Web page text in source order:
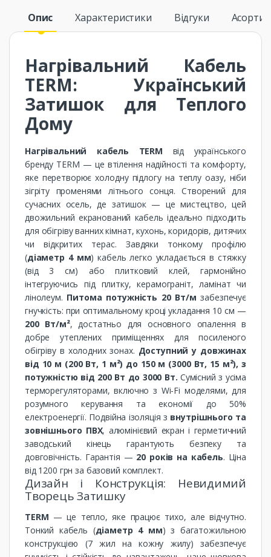
Опис Характеристики Відгуки
Нагрівальний Кабель
TERM: Український
Затишок для Теплого
Дому
Нагрівальний кабель TERM від українського
бренду TERM — це втілення надійності та комфорту,
яке перетворює холодну підлогу на теплу оазу, ніби
зігріту променями літнього сонця. Створений для
сучасних осель, де затишок — це мистецтво, цей
двожильний екранований кабель ідеально підходить
для обігріву ванних кімнат, кухонь, коридорів, дитячих
чи відкритих терас. Завдяки тонкому профілю
(діаметр 4 мм) кабель легко укладається в стяжку
(від 3 см) або плитковий клей, гармонійно
інтегруючись під плитку, керамограніт, ламінат чи
лінолеум. Питома потужність 20 Вт/м забезпечує
гнучкість: при оптимальному кроці укладання 10 см —
200 Вт/м², достатньо для основного опалення в
добре утеплених приміщеннях для посиленого
обігріву в холодних зонах. Доступний у довжинах
від 10 м (200 Вт, 1 м²) до 150 м (3000 Вт, 15 м²), з
потужністю від 200 Вт до 3000 Вт. Сумісний з усіма
терморегуляторами, включно з Wi-Fi моделями, для
розумного керування та економії до 50%
електроенергії. Подвійна ізоляція з внутрішнього та
зовнішнього ПВХ, алюмінієвий екран і герметичний
заводський кінець гарантують безпеку та
довговічність. Гарантія — 20 років на кабель. Ціна
від 1200 грн за базовий комплект.
Дизайн і Конструкція: Невидимий
Творець Затишку
TERM — це тепло, яке працює тихо, але відчутно.
Тонкий кабель (діаметр 4 мм) з багатожильною
конструкцією (7 жил на кожну жилу) забезпечує